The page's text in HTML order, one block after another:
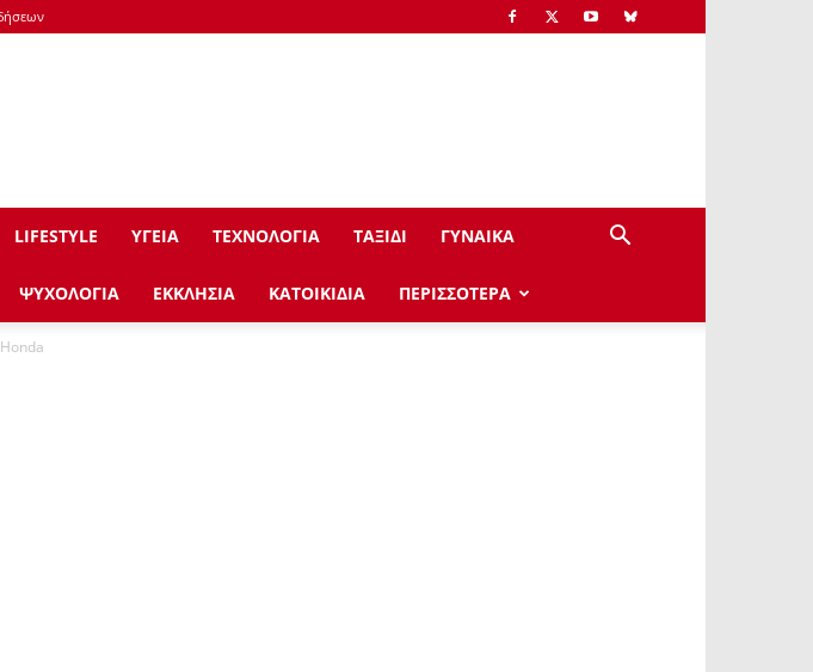
LIFESTYLE ΥΓΕΙΑ ΤΕΧΝΟΛΟΓΙΑ ΤΑΞΙΔΙ ΓΥΝΑΙΚΑ
ΨΥΧΟΛΟΓΙΑ ΕΚΚΛΗΣΙΑ ΚΑΤΟΙΚΙΔΙΑ ΠΕΡΙΣΣΟΤΕΡΑ